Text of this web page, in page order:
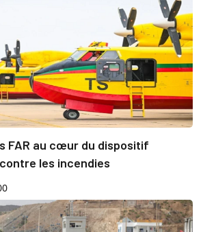
FAR au cœur du dispositif
les incendies